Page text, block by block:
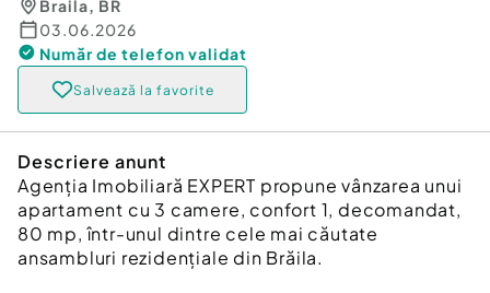
Braila, BR
03.06.2026
Număr de telefon validat
Salvează la favorite
Descriere anunt
Agenția Imobiliară EXPERT propune vânzarea unui
apartament cu 3 camere, confort 1, decomandat,
80 mp, într-unul dintre cele mai căutate
ansambluri rezidențiale din Brăila.